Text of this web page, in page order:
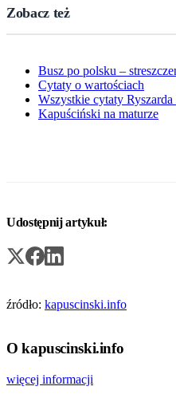
Zobacz też
Busz po polsku –
Cytaty o wartościach
Wszystkie cytaty
Kapuściński na maturze
Udostępnij artykuł:
źródło: kapuscinski.info
O kapuscinski.info
więcej informacji